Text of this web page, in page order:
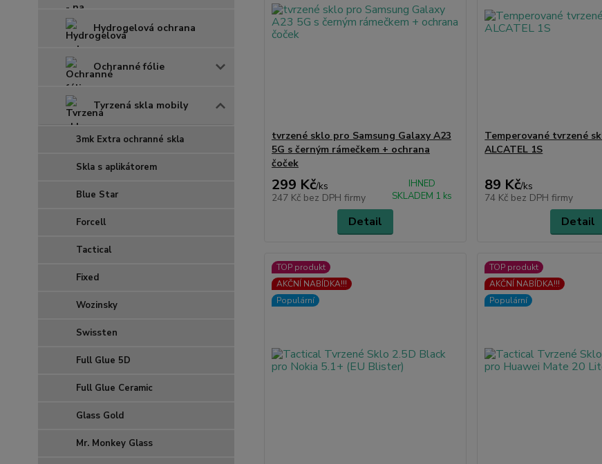
Hydrogelová ochrana
Ochranné fólie
Tvrzená skla mobily
3mk Extra ochranné skla
Skla s aplikátorem
Blue Star
Forcell
Tactical
Fixed
Wozinsky
Swissten
Full Glue 5D
Full Glue Ceramic
Glass Gold
Mr. Monkey Glass
tvrzené sklo pro Samsung Galaxy A23
5G s černým rámečkem + ochrana
čoček
299 Kč/ks
247 Kč bez DPH firmy
IHNED
SKLADEM 1 ks
Detail
Temperované tvrzené
ALCATEL 1S
89 Kč/ks
74 Kč bez DPH firmy
Detail
TOP produkt
AKČNÍ NABÍDKA!!!
Populární
TOP produkt
AKČNÍ NABÍDKA!!!
Populární